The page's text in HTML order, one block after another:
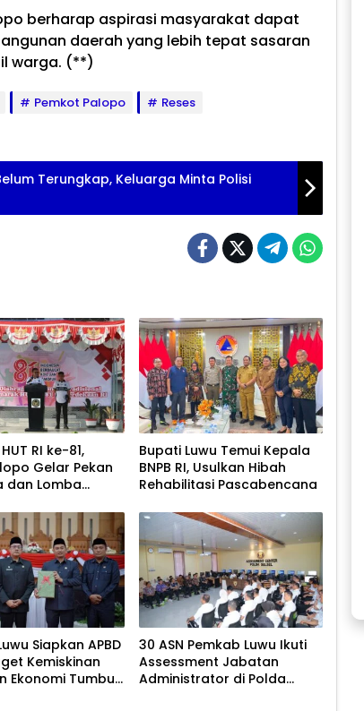
berharap aspirasi masyarakat dapat
daerah yang lebih tepat sasaran
warga. (**)
Pemkot Palopo
Reses
Terungkap, Keluarga Minta Polisi
RI ke-81,
Gelar Pekan
dan Lomba
Bupati Luwu Temui Kepala
BNPB RI, Usulkan Hibah
Rehabilitasi Pascabencana
Siapkan APBD
Kemiskinan
Ekonomi Tumbuh
30 ASN Pemkab Luwu Ikuti
Assessment Jabatan
Administrator di Polda